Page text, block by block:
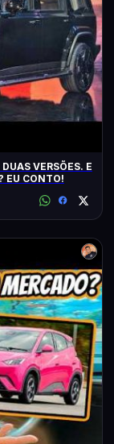
VERSÕES. E
EU CONTO!